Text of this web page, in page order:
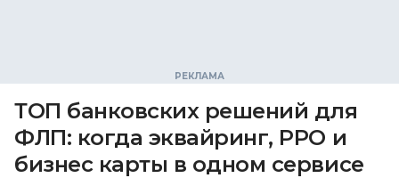
ТОП банковских решений для
ФЛП: когда эквайринг, РРО и
бизнес карты в одном сервисе